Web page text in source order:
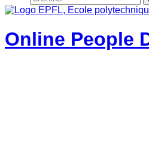
Online People